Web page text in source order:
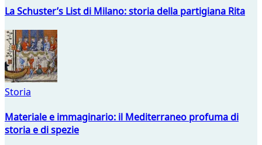
La Schuster’s List di Milano: storia della partigiana Rita
Storia
Materiale e immaginario: il Mediterraneo profuma di
storia e di spezie